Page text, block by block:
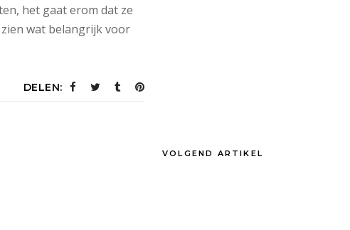
het gaat erom dat ze
wat belangrijk voor
DELEN:
VOLGEND ARTIKEL